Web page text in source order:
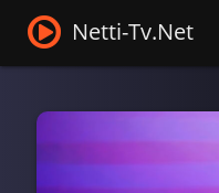
Netti-Tv.Net